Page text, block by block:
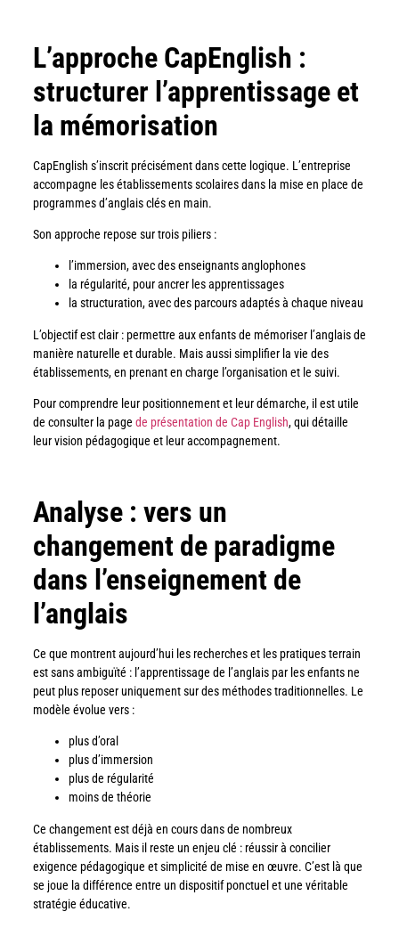
L’approche CapEnglish :
structurer l’apprentissage et
la mémorisation
CapEnglish s’inscrit précisément dans cette logique. L’entreprise
accompagne les établissements scolaires dans la mise en place de
programmes d’anglais clés en main.
Son approche repose sur trois piliers :
l’immersion, avec des enseignants anglophones
la régularité, pour ancrer les apprentissages
la structuration, avec des parcours adaptés à chaque niveau
L’objectif est clair : permettre aux enfants de mémoriser l’anglais de
manière naturelle et durable. Mais aussi simplifier la vie des
établissements, en prenant en charge l’organisation et le suivi.
Pour comprendre leur positionnement et leur démarche, il est utile
de consulter la page de présentation de Cap English, qui détaille
leur vision pédagogique et leur accompagnement.
Analyse : vers un
changement de paradigme
dans l’enseignement de
l’anglais
Ce que montrent aujourd’hui les recherches et les pratiques terrain
est sans ambiguïté : l’apprentissage de l’anglais par les enfants ne
peut plus reposer uniquement sur des méthodes traditionnelles. Le
modèle évolue vers :
plus d’oral
plus d’immersion
plus de régularité
moins de théorie
Ce changement est déjà en cours dans de nombreux
établissements. Mais il reste un enjeu clé : réussir à concilier
exigence pédagogique et simplicité de mise en œuvre. C’est là que
se joue la différence entre un dispositif ponctuel et une véritable
stratégie éducative.